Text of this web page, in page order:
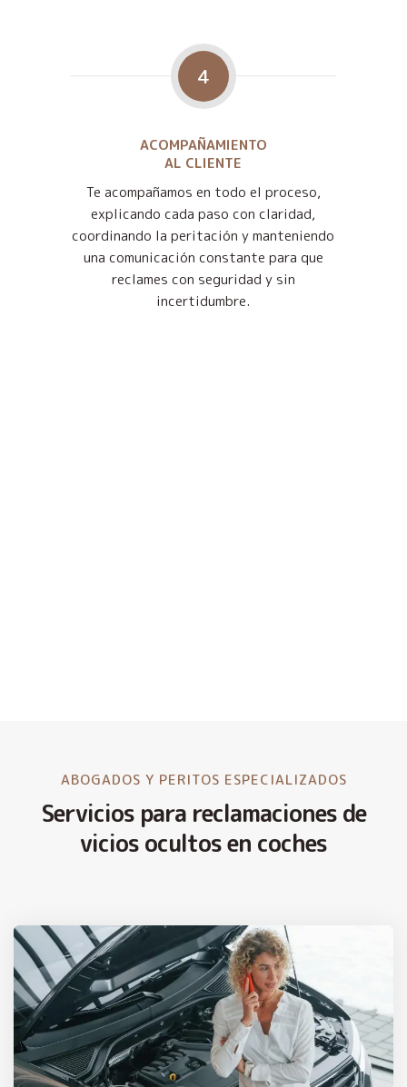
4
ACOMPAÑAMIENTO
AL CLIENTE
Te acompañamos en todo el proceso,
explicando cada paso con claridad,
coordinando la peritación y manteniendo
una comunicación constante para que
reclames con seguridad y sin
incertidumbre.
ABOGADOS Y PERITOS ESPECIALIZADOS
Servicios para reclamaciones de
vicios ocultos en coches